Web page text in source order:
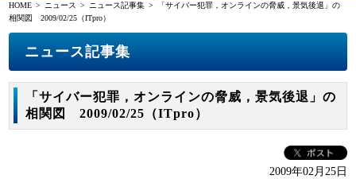
イベント
月次報告書
フィッシングの報告
STOP. THINK. CONNECT.
運営委員紹介
HOME > ニュース > ニュース記事集 > 「サイバー犯罪，オンラインの脅威，景気後退」の
相関図 2009/02/25（ITpro）
ニュース記事集
「サイバー犯罪，オンラインの脅威，景気後退」の
相関図 2009/02/25（ITpro）
2009年02月25日